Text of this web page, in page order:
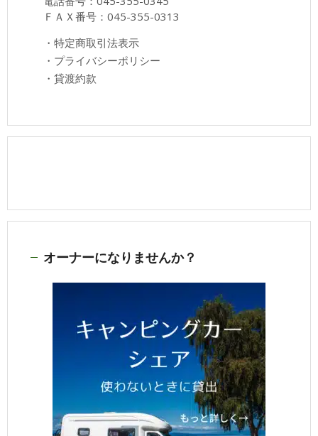
ＦＡＸ番号：045-355-0313
・ 特定商取引法表示
・ プライバシーポリシー
・ 貸渡約款
オーナーになりませんか？